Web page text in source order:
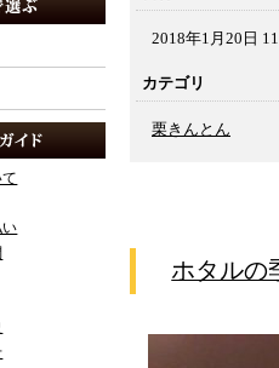
い
2018年1月20日
カテゴリ
栗きんとん
ホタルの